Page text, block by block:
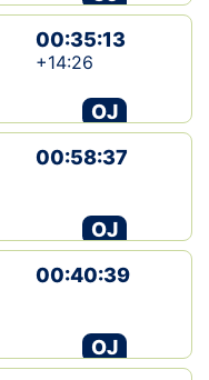
00:35:13
+14:26
OJ
00:58:37
OJ
00:40:39
OJ